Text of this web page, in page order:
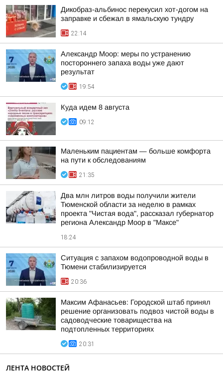
Дикобраз-альбинос перекусил хот-догом на
заправке и сбежал в ямальскую тундру
22:14
Александр Моор: меры по устранению
постороннего запаха воды уже дают
результат
19:54
Куда идем 8 августа
09:12
Маленьким пациентам — больше комфорта
на пути к обследованиям
21:35
Два млн литров воды получили жители
Тюменской области за неделю в рамках
проекта "Чистая вода", рассказал губернатор
региона Александр Моор в "Максе"
18:24
Ситуация с запахом водопроводной воды в
Тюмени стабилизируется
20:36
Максим Афанасьев: Городской штаб принял
решение организовать подвоз чистой воды в
садоводческие товарищества на
подтопленных территориях
20:31
ЛЕНТА НОВОСТЕЙ